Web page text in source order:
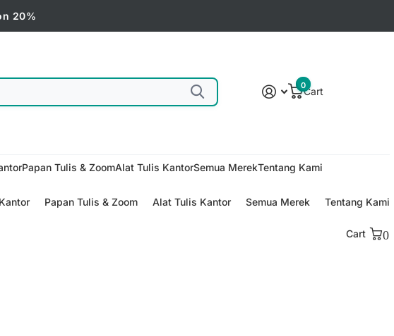
20%
Cart
0
Papan Tulis & ZoomAlat Tulis KantorSemua MerekTentang Kami
Papan Tulis & Zoom Alat Tulis Kantor Semua Merek
Tentang Kami
Cart 0